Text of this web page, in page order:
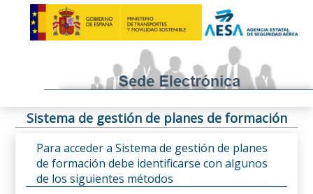
Sistema de gestión de planes de formación
Para acceder a Sistema de gestión de planes
de formación debe identificarse con algunos
de los siguientes métodos